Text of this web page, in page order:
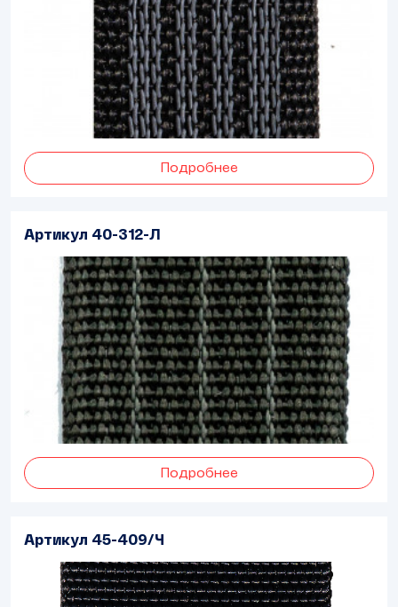
Подробнее
Артикул 40-312-Л
Подробнее
Артикул 45-409/Ч